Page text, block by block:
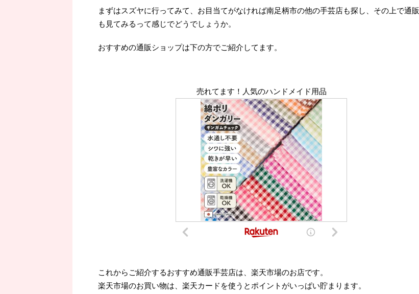
まずはスズヤに行ってみて、お目当てがなければ南足柄市の他の手芸店も探し、その上で通販
も見てみるって感じでどうでしょうか。
おすすめの通販ショップは下の方でご紹介してます。
売れてます！人気のハンドメイド用品
これからご紹介するおすすめ通販手芸店は、楽天市場のお店です。
楽天市場のお買い物は、楽天カードを使うとポイントがいっぱい貯まります。